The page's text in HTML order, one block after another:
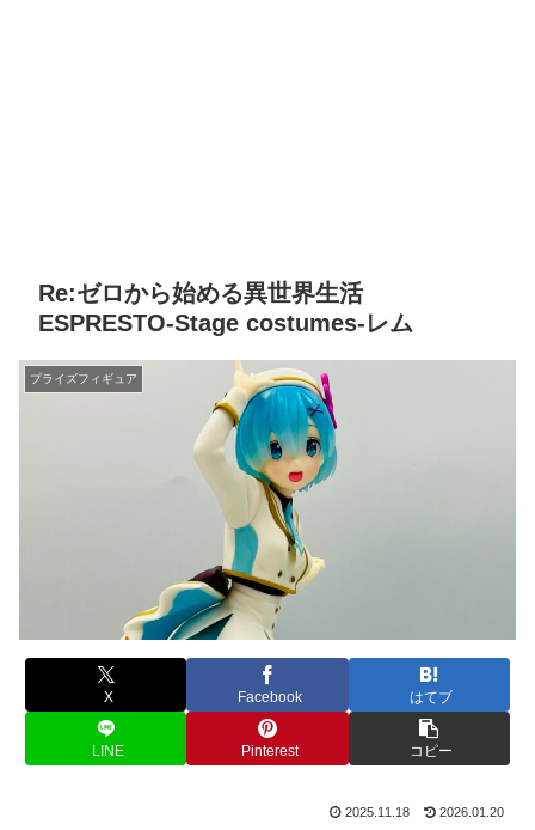
Re:ゼロから始める異世界生活
ESPRESTO-Stage costumes-レム
プライズフィギュア
X Facebook はてブ
LINE Pinterest コピー
2025.11.18 2026.01.20